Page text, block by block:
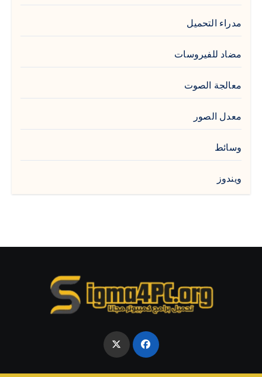
مدراء التحميل
مضاد للفيروسات
معالجة الصوت
معدل الصور
وسائط
ويندوز